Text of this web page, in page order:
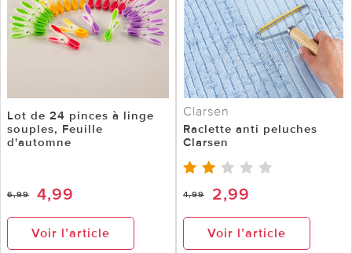
Lot de 24 pinces à linge
souples, Feuille
d'automne
6,99 4,99
Voir l’article
Clarsen
Raclette anti peluches
Clarsen
4,99 2,99
Voir l’article